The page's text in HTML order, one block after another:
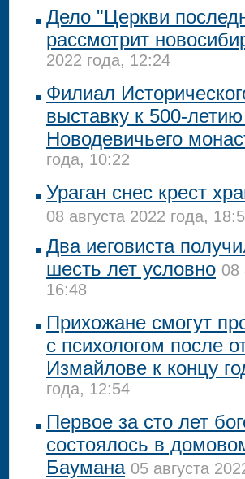
Дело "Церкви
рассмотрит
2022 года, 12:24
Филиал
выставку к 500-
Новодевичьего
года, 10:22
Ураган снес крест
08 августа 2022 года,
Два иеговиста
шесть лет условно 08
16:48
Прихожане смогут
с психологом после
Измайлове к концу
года, 12:54
Первое за сто лет
состоялось в
Баумана 05 августа